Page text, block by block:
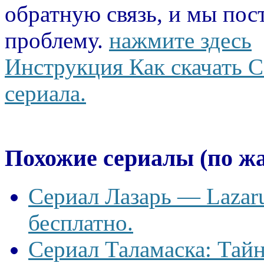
обратную связь, и мы
проблему. нажмите здесь
Инструкция Как скачать
сериала.
Похожие сериалы (по
Сериал Лазарь —
бесплатно.
Сериал Таламаска: